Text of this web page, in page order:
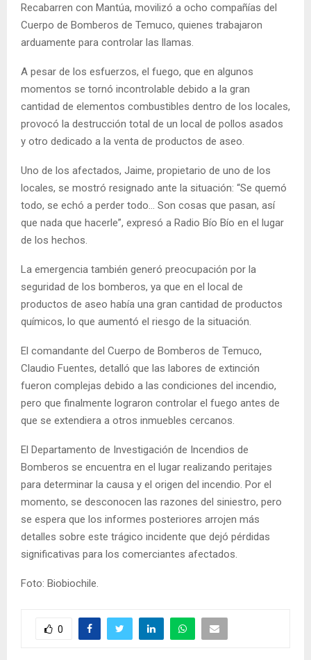
U
Recabarren con Mantúa, movilizó a ocho compañías del
Cuerpo de Bomberos de Temuco, quienes trabajaron
arduamente para controlar las llamas.
A pesar de los esfuerzos, el fuego, que en algunos
momentos se tornó incontrolable debido a la gran
cantidad de elementos combustibles dentro de los locales,
provocó la destrucción total de un local de pollos asados
y otro dedicado a la venta de productos de aseo.
Uno de los afectados, Jaime, propietario de uno de los
locales, se mostró resignado ante la situación: “Se quemó
todo, se echó a perder todo… Son cosas que pasan, así
que nada que hacerle”, expresó a Radio Bío Bío en el lugar
de los hechos.
La emergencia también generó preocupación por la
seguridad de los bomberos, ya que en el local de
productos de aseo había una gran cantidad de productos
químicos, lo que aumentó el riesgo de la situación.
El comandante del Cuerpo de Bomberos de Temuco,
Claudio Fuentes, detalló que las labores de extinción
fueron complejas debido a las condiciones del incendio,
pero que finalmente lograron controlar el fuego antes de
que se extendiera a otros inmuebles cercanos.
El Departamento de Investigación de Incendios de
Bomberos se encuentra en el lugar realizando peritajes
para determinar la causa y el origen del incendio. Por el
momento, se desconocen las razones del siniestro, pero
se espera que los informes posteriores arrojen más
detalles sobre este trágico incidente que dejó pérdidas
significativas para los comerciantes afectados.
Foto: Biobiochile.
0